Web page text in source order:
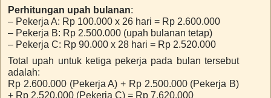
Perhitungan upah bulanan:
– Pekerja A: Rp 100.000 x 26 hari = Rp 2.600.000
– Pekerja B: Rp 2.500.000 (upah bulanan tetap)
– Pekerja C: Rp 90.000 x 28 hari = Rp 2.520.000
Total upah untuk ketiga pekerja pada bulan tersebut
adalah:
Rp 2.600.000 (Pekerja A) + Rp 2.500.000 (Pekerja B)
+ Rp 2.520.000 (Pekerja C) = Rp 7.620.000